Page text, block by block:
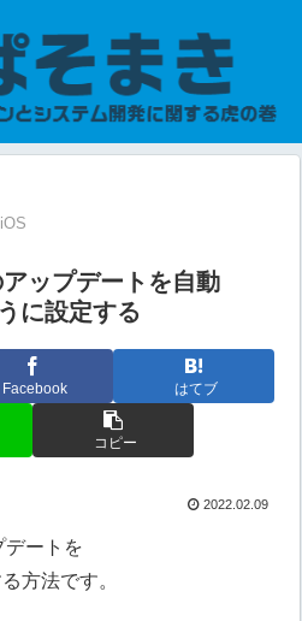
iOS
ップデートを自動
に設定する
Facebook はてブ
コピー
2022.02.09
デートを
方法です。